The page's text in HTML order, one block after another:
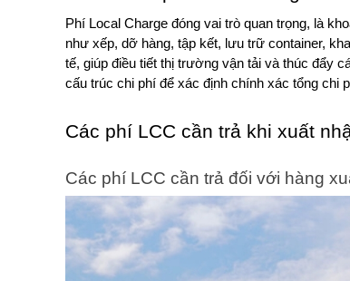
Phí Local Charge đóng vai trò quan trọng, là
như xếp, dỡ hàng, tập kết, lưu trữ container,
tế, giúp điều tiết thị trường vận tải và thúc đẩy
cấu trúc chi phí để xác định chính xác tổng chi
Các phí LCC cần trả khi xuất
Các phí LCC cần trả đối với hàng